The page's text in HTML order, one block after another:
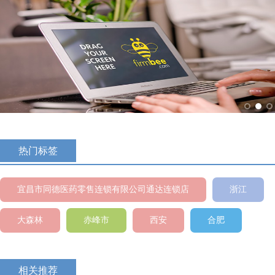
热门标签
宜昌市同德医药零售连锁有限公司通达连锁店 浙江
大森林 赤峰市 西安 合肥
相关推荐